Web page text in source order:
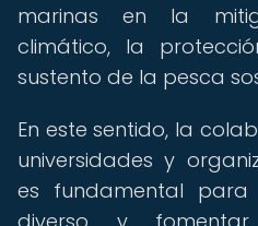
marinas en la
climático, la
sustento de la pesca
En este sentido, la
universidades y
es fundamental